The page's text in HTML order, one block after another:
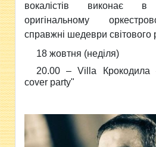
вокалістів виконає
оригінальному
справжні шедеври світового
18 жовтня (неділя)
20.00 –Villa Крокодила
cover party"